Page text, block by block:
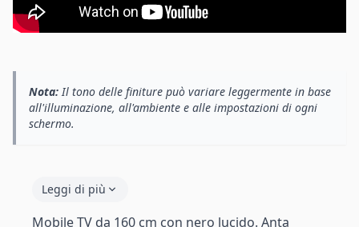
Nota:Il tono delle finiture può variare leggermente in base
all'illuminazione, all'ambiente e alle impostazioni di ogni
schermo.
Leggi di più
Mobile TV da 160 cm con nero lucido. Anta